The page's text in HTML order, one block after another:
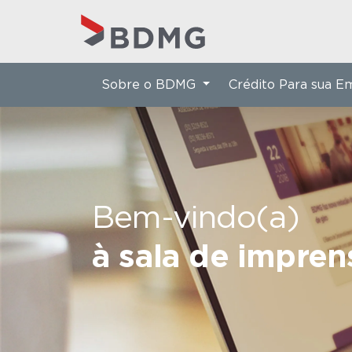
Bem-vindo(a)
à sala de
Sobre o BDMG Crédito Para sua